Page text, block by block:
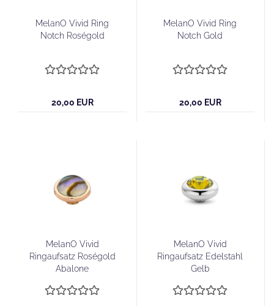
MelanO Vivid Ring
Notch Roségold
20,00 EUR
MelanO Vivid Ring
Notch Gold
20,00 EUR
MelanO Vivid
Ringaufsatz Roségold
Abalone
MelanO Vivid
Ringaufsatz Edelstahl
Gelb